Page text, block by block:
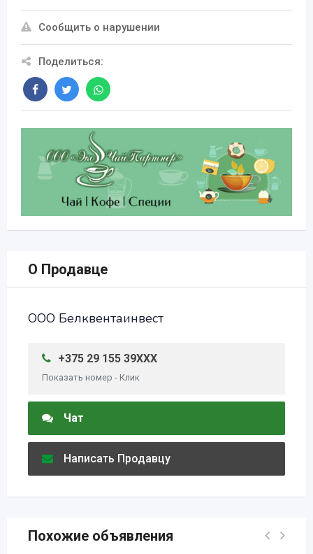
Сообщить о нарушении
Поделиться:
О Продавце
ООО Белквентаинвест
+375 29 155 39XXX
Показать номер - Клик
Чат
Написать Продавцу
Похожие объявления